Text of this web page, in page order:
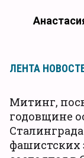
ЛЕНТА
Митинг,
годовщине
фашистских